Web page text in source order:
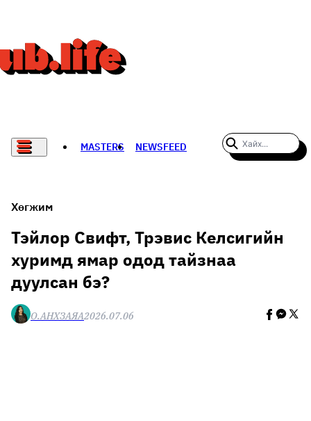
MASTERS NEWSFEED
THE NEW YORK TIMES
НАДАД НЭГ САНАЛ БАЙНА
Хөгжим
Тэйлор Свифт, Трэвис Келсигийн
хуримд ямар одод тайзнаа
дуулсан бэ?
О.АНХЗАЯА2026.07.06